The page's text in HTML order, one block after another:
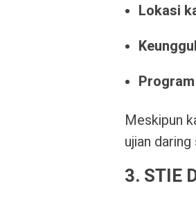
Lokasi
Meskipun
ujian
3. STIE